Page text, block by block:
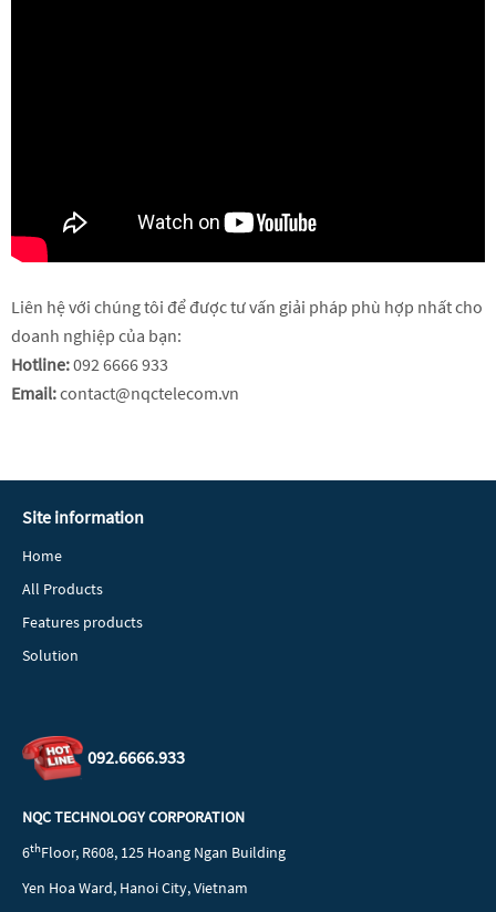
Liên hệ với chúng tôi để được tư vấn giải pháp phù hợp nhất cho
doanh nghiệp của bạn:
Hotline:092 6666 933
Email:contact@nqctelecom.vn
Site information
Home
All Products
Features products
Solution
092.6666.933
NQC TECHNOLOGY CORPORATION
6thFloor, R608, 125 Hoang Ngan Building
Yen Hoa Ward, Hanoi City, Vietnam